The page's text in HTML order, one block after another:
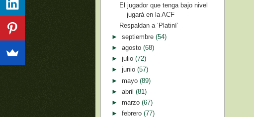
El jugador que tenga bajo nivel
jugará en la ACF
Respaldan a ‘Platiní’
► septiembre (54)
► agosto (68)
► julio (72)
► junio (57)
► mayo (89)
► abril (81)
► marzo (67)
► febrero (77)